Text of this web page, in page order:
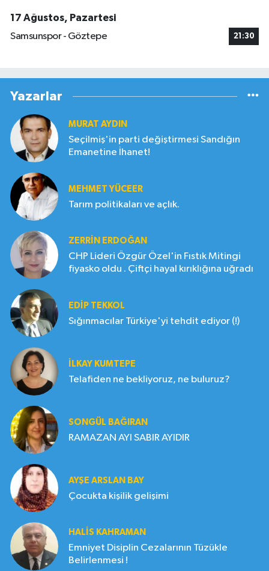
17 Ağustos, Pazartesi
Samsunspor - Göztepe
21:30
Yazarlar
MURAT AYDIN
Seçilmiş'in parti değiştirmesi Sandığın
Emanetine İhanet!
MEHMET YÜCEER
Tarım politikaları ve açlık.
ZERRIN ERDOĞAN
CHP Lideri Özgür Özel'in Fıstık Mitingi
fiyasko oldu . Çiftçi hayal kırıklığına uğradı
EDIP TEKKOL
Sığınmacılar Türkiye'yi tehdit ediyor (!)
İLKAY KUMTEPE
Telafiden ne bekliyoruz, ne buluruz?
SONGÜL BAĞIRAN
RAMAZAN AYI SABIR AYIDIR
AYŞE ARSLAN BAY
Çocukta kişilik gelişimi
HALIS KAHRAMAN
Emniyet Disiplin Cezalarının Tüzükle
Belirlenmesi !